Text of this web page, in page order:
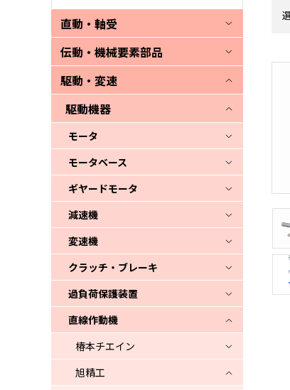
直動・軸受
伝動・機械要素部品
駆動・変速
駆動機器
モータ
モータベース
ギヤードモータ
減速機
変速機
クラッチ・ブレーキ
過負荷保護装置
直線作動機
椿本チエイン
旭精工